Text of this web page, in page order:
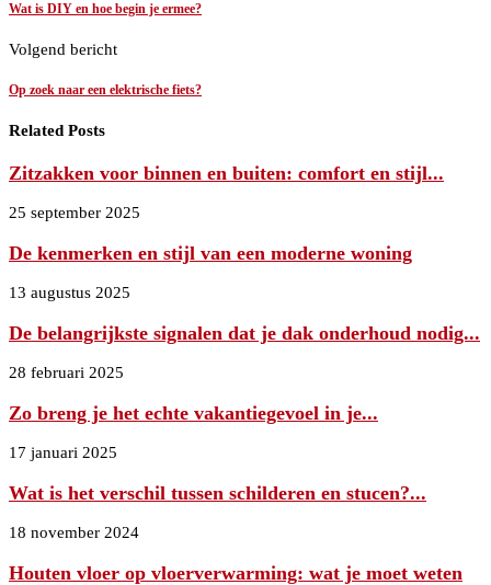
Wat is DIY en hoe begin je ermee?
Volgend bericht
Op zoek naar een elektrische fiets?
Related Posts
Zitzakken voor binnen en buiten: comfort en stijl...
25 september 2025
De kenmerken en stijl van een moderne woning
13 augustus 2025
De belangrijkste signalen dat je dak onderhoud nodig...
28 februari 2025
Zo breng je het echte vakantiegevoel in je...
17 januari 2025
Wat is het verschil tussen schilderen en stucen?...
18 november 2024
Houten vloer op vloerverwarming: wat je moet weten